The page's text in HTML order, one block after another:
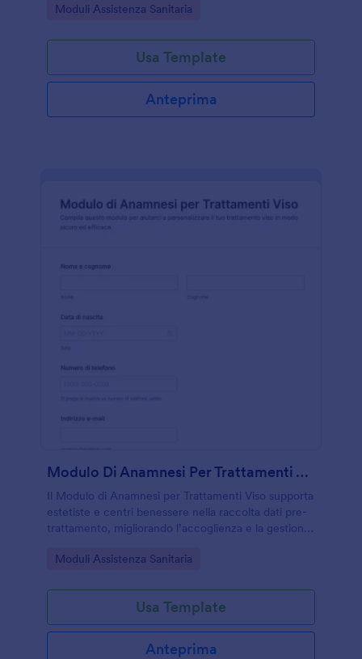
risposta con Jotform.
Go to Category:
Moduli Assistenza Sanitaria
Usa Template
Anteprima
Modulo Di Anamnesi Per Trattamenti Viso
Il Modulo di Anamnesi per Trattamenti Viso supporta
estetiste e centri benessere nella raccolta dati pre-
trattamento, migliorando l’accoglienza e la gestione
pronto all’uso.
Go to Category:
Moduli Assistenza Sanitaria
Usa Template
Anteprima